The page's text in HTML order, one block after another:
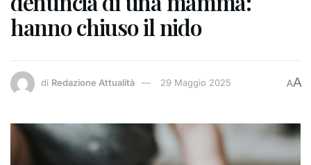
hanno chiuso il nido
di Redazione Attualità 29 Maggio 2025 AA